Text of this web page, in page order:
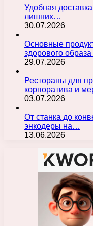
Удобная
лишних…
30.07.2026
Основные
здорового
29.07.2026
Рестораны для
корпоратива и
03.07.2026
От станка до
энкодеры на…
13.06.2026